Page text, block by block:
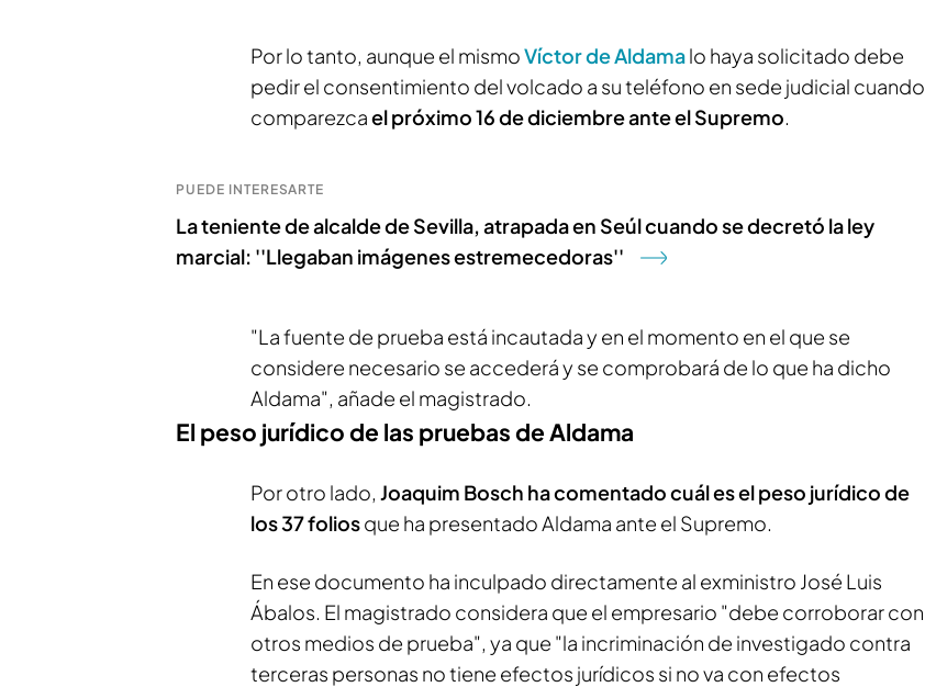
Por lo tanto, aunque el mismoVíctor de Aldamalo haya solicitado debe
pedir el consentimiento del volcado a su teléfono en sede judicial cuando
comparezcael próximo 16 de diciembre ante el Supremo.
PUEDE INTERESARTE
La teniente de alcalde de Sevilla, atrapada en Seúl cuando se decretó la ley
marcial: ''Llegaban imágenes estremecedoras''
"La fuente de prueba está incautada y en el momento en el que se
considere necesario se accederá y se comprobará de lo que ha dicho
Aldama", añade el magistrado.
El peso jurídico de las pruebas de Aldama
Por otro lado, Joaquim Bosch ha comentado cuál es el peso jurídico de
los 37 foliosque ha presentado Aldama ante el Supremo.
En ese documento ha inculpado directamente al exministro José Luis
Ábalos. El magistrado considera que el empresario "debe corroborar con
otros medios de prueba", ya que "la incriminación de investigado contra
terceras personas no tiene efectos jurídicos si no va con efectos